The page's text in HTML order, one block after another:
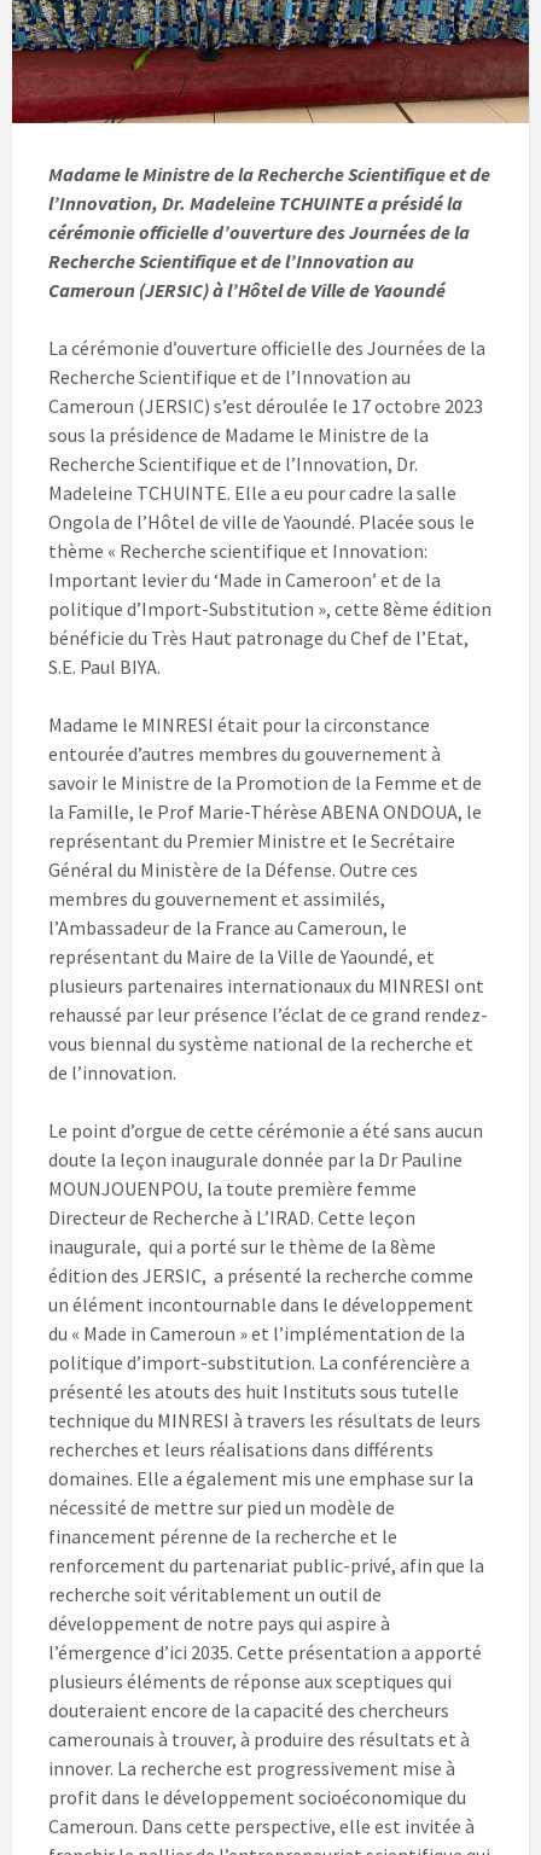
Madame le Ministre de la Recherche Scientifique et de
l’Innovation, Dr. Madeleine TCHUINTE a présidé la
cérémonie officielle d’ouverture des Journées de la
Recherche Scientifique et de l’Innovation au
Cameroun (JERSIC) à l’Hôtel de Ville de Yaoundé
La cérémonie d’ouverture officielle des Journées de la
Recherche Scientifique et de l’Innovation au
Cameroun (JERSIC) s’est déroulée le 17 octobre 2023
sous la présidence de Madame le Ministre de la
Recherche Scientifique et de l’Innovation, Dr.
Madeleine TCHUINTE. Elle a eu pour cadre la salle
Ongola de l’Hôtel de ville de Yaoundé. Placée sous le
thème « Recherche scientifique et Innovation:
Important levier du ‘Made in Cameroon’ et de la
politique d’Import-Substitution », cette 8ème édition
bénéficie du Très Haut patronage du Chef de l’Etat,
S.E. Paul BIYA.
Madame le MINRESI était pour la circonstance
entourée d’autres membres du gouvernement à
savoir le Ministre de la Promotion de la Femme et de
la Famille, le Prof Marie-Thérèse ABENA ONDOUA, le
représentant du Premier Ministre et le Secrétaire
Général du Ministère de la Défense. Outre ces
membres du gouvernement et assimilés,
l’Ambassadeur de la France au Cameroun, le
représentant du Maire de la Ville de Yaoundé, et
plusieurs partenaires internationaux du MINRESI ont
rehaussé par leur présence l’éclat de ce grand rendez-
vous biennal du système national de la recherche et
de l’innovation.
Le point d’orgue de cette cérémonie a été sans aucun
doute la leçon inaugurale donnée par la Dr Pauline
MOUNJOUENPOU, la toute première femme
Directeur de Recherche à L’IRAD. Cette leçon
inaugurale, qui a porté sur le thème de la 8ème
édition des JERSIC, a présenté la recherche comme
un élément incontournable dans le développement
du « Made in Cameroun » et l’implémentation de la
politique d’import-substitution. La conférencière a
présenté les atouts des huit Instituts sous tutelle
technique du MINRESI à travers les résultats de leurs
recherches et leurs réalisations dans différents
domaines. Elle a également mis une emphase sur la
nécessité de mettre sur pied un modèle de
financement pérenne de la recherche et le
renforcement du partenariat public-privé, afin que la
recherche soit véritablement un outil de
développement de notre pays qui aspire à
l’émergence d’ici 2035. Cette présentation a apporté
plusieurs éléments de réponse aux sceptiques qui
douteraient encore de la capacité des chercheurs
camerounais à trouver, à produire des résultats et à
innover. La recherche est progressivement mise à
profit dans le développement socioéconomique du
Cameroun. Dans cette perspective, elle est invitée à